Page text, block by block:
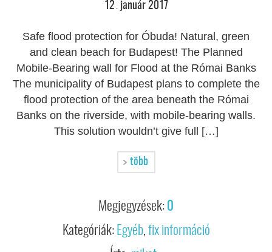
12 . január 2017
Safe flood protection for Óbuda! Natural, green
and clean beach for Budapest! The Planned
Mobile-Bearing wall for Flood at the Római Banks
The municipality of Budapest plans to complete the
flood protection of the area beneath the Római
Banks on the riverside, with mobile-bearing walls.
This solution wouldn’t give full […]
több
Megjegyzések: 0
Kategóriák: Egyéb, fix információ